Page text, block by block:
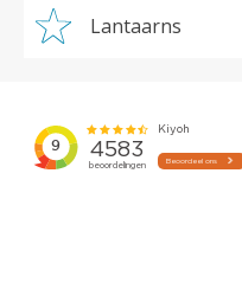
Lantaarns